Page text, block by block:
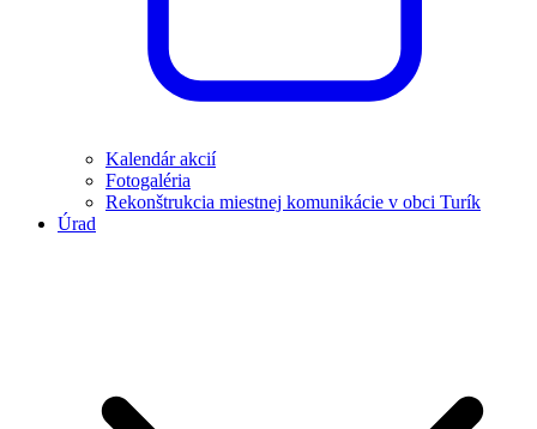
Kalendár akcií
Fotogaléria
Rekonštrukcia miestnej komunikácie v obci Turík
Úrad